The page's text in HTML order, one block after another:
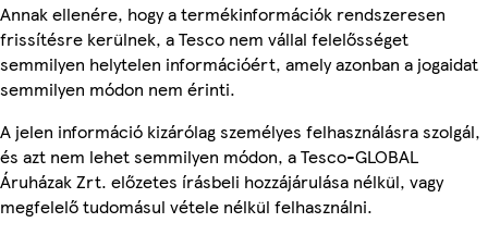
Annak ellenére, hogy a termékinformációk rendszeresen
frissítésre kerülnek, a Tesco nem vállal felelősséget
semmilyen helytelen információért, amely azonban a jogaidat
semmilyen módon nem érinti.
A jelen információ kizárólag személyes felhasználásra szolgál,
és azt nem lehet semmilyen módon, a Tesco-GLOBAL
Áruházak Zrt. előzetes írásbeli hozzájárulása nélkül, vagy
megfelelő tudomásul vétele nélkül felhasználni.